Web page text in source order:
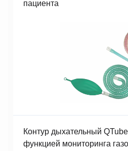
пациента
Контур дыхательный
функцией мониторинга